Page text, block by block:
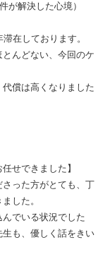
が解決した心境）
在しております。
んどない、今回のケ
償は高くなりました
せできました】
った方がとても、丁
した。
でいる状況でした
も、優しく話をきい